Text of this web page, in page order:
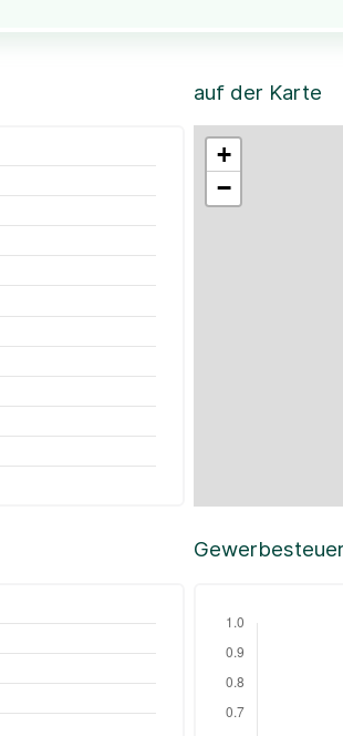
auf der Karte
+
−